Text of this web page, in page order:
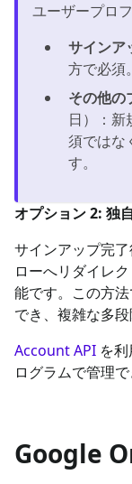
ユーザープロ
サインア
方で必須
その他の
日）：新
須ではな
す。
オプション 2: 独
サインアップ完
ローへリダイレ
能です。この方
でき、複雑な多
Account API を
ログラムで管理で
Google